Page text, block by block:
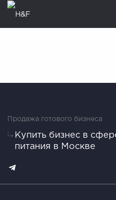
Продажа готового бизнеса
Купить бизнес в
питания в Москве